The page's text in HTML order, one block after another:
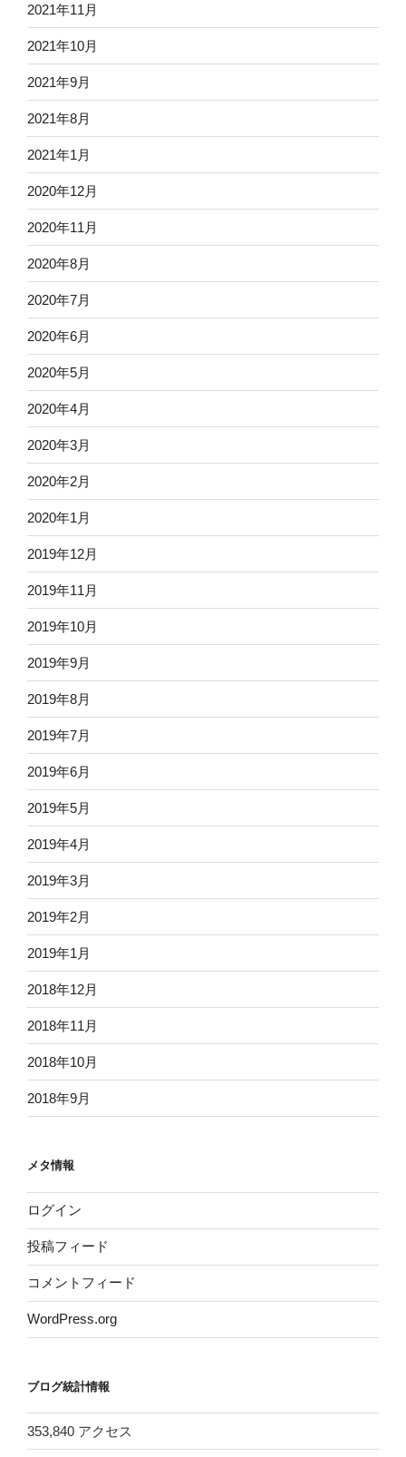
2021年11月
2021年10月
2021年9月
2021年8月
2021年1月
2020年12月
2020年11月
2020年8月
2020年7月
2020年6月
2020年5月
2020年4月
2020年3月
2020年2月
2020年1月
2019年12月
2019年11月
2019年10月
2019年9月
2019年8月
2019年7月
2019年6月
2019年5月
2019年4月
2019年3月
2019年2月
2019年1月
2018年12月
2018年11月
2018年10月
2018年9月
メタ情報
ログイン
投稿フィード
コメントフィード
WordPress.org
ブログ統計情報
353,840 アクセス